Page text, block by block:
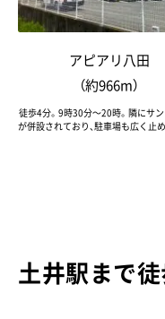
アピアリ八田
（約966m）
徒歩4分。9時30分～20時。隣にサ
が併設されており、駐車場も広く止
土井駅まで